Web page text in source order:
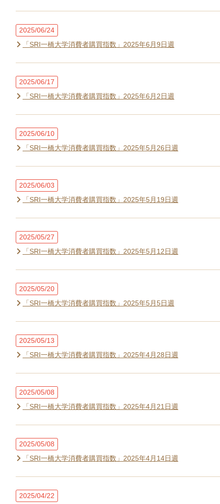
2025/06/24
「SRI一橋大学消費者購買指数」2025年6月9日週
2025/06/17
「SRI一橋大学消費者購買指数」2025年6月2日週
2025/06/10
「SRI一橋大学消費者購買指数」2025年5月26日週
2025/06/03
「SRI一橋大学消費者購買指数」2025年5月19日週
2025/05/27
「SRI一橋大学消費者購買指数」2025年5月12日週
2025/05/20
「SRI一橋大学消費者購買指数」2025年5月5日週
2025/05/13
「SRI一橋大学消費者購買指数」2025年4月28日週
2025/05/08
「SRI一橋大学消費者購買指数」2025年4月21日週
2025/05/08
「SRI一橋大学消費者購買指数」2025年4月14日週
2025/04/22